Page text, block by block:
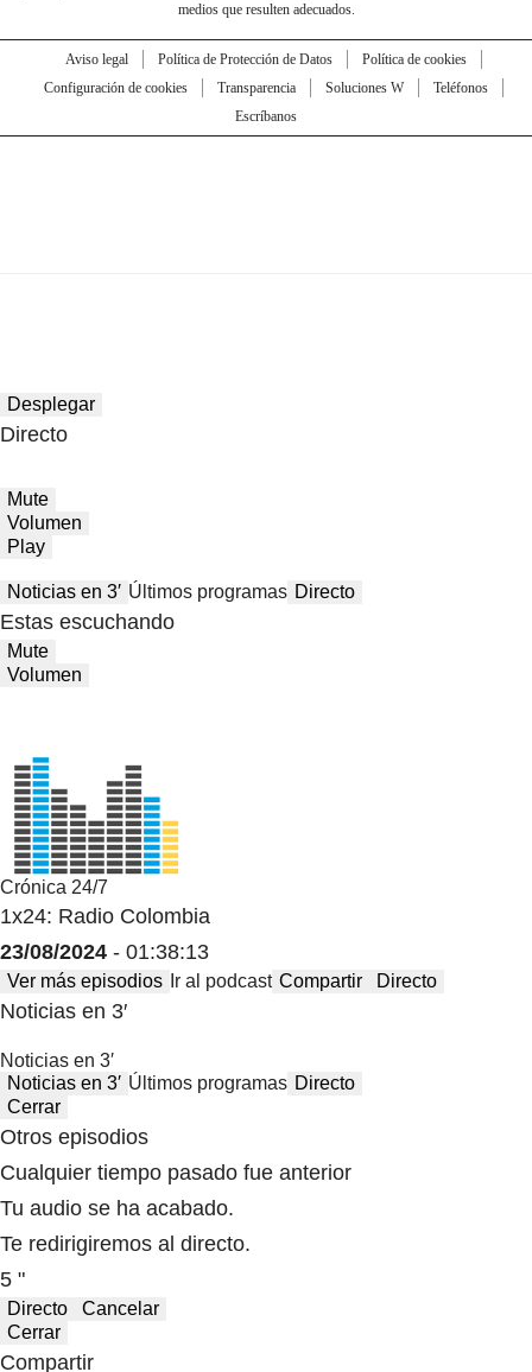
medios que resulten adecuados.
Aviso legal Política de Protección de Datos
Política de cookies
Configuración de cookies
Transparencia Soluciones W
Teléfonos
Escríbanos
Desplegar
Directo
Mute
Volumen
Play
Noticias en 3′ Últimos programas Directo
Estas escuchando
Mute
Volumen
Crónica 24/7
1x24: Radio Colombia
23/08/2024 - 01:38:13
Ver más episodios Ir al podcast Compartir Directo
Noticias en 3′
Noticias en 3′
Noticias en 3′ Últimos programas Directo
Cerrar
Otros episodios
Cualquier tiempo pasado fue anterior
Tu audio se ha acabado.
Te redirigiremos al directo.
5 "
Directo
Cancelar
Cerrar
Compartir